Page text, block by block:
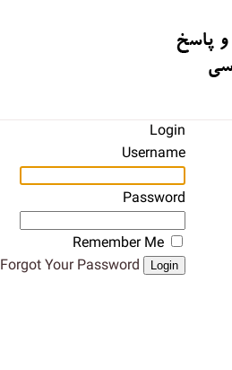
Login
Username
Password
Remember Me
Login
Forgot Your Password?